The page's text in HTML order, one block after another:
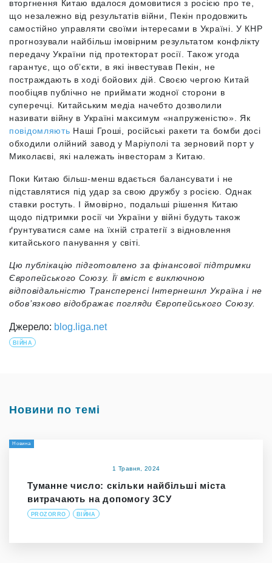
вторгнення Китаю вдалося домовитися з росією про те,
що незалежно від результатів війни, Пекін продовжить
самостійно управляти своїми інтересами в Україні. У КНР
прогнозували найбільш імовірним результатом конфлікту
передачу України під протекторат росії. Також угода
гарантує, що об’єкти, в які інвестував Пекін, не
постраждають в ході бойових дій. Своєю чергою Китай
пообіцяв публічно не приймати жодної сторони в
суперечці. Китайським медіа начебто дозволили
називати війну в Україні максимум «напруженістю». Як
повідомляють Наші Гроші, російські ракети та бомби досі
обходили олійний завод у Маріуполі та зерновий порт у
Миколаєві, які належать інвесторам з Китаю.
Поки Китаю більш-менш вдається балансувати і не
підставлятися під удар за свою дружбу з росією. Однак
ставки ростуть. І ймовірно, подальші рішення Китаю
щодо підтримки росії чи України у війні будуть також
ґрунтуватися саме на їхній стратегії з відновлення
китайського панування у світі.
Цю публікацію підготовлено за фінансової підтримки
Європейського Союзу. Її вміст є виключною
відповідальністю Трансперенсі Інтернешнл Україна і не
обов’язково відображає погляди Європейського Союзу.
Джерело: blog.liga.net
ВІЙНА
Новини по темі
Новина
1 Травня, 2024
Туманне число: скільки найбільші міста
витрачають на допомогу ЗСУ
PROZORRO ВІЙНА